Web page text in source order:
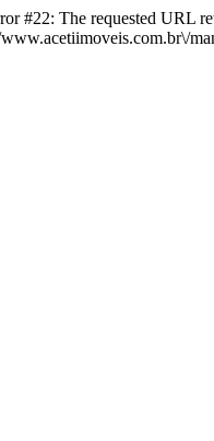
#22: The requested URL